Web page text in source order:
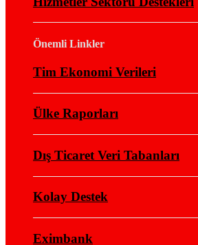
Önemli Linkler
Tim Ekonomi Verileri
Ülke Raporları
Dış Ticaret Veri Tabanları
Kolay Destek
Eximbank